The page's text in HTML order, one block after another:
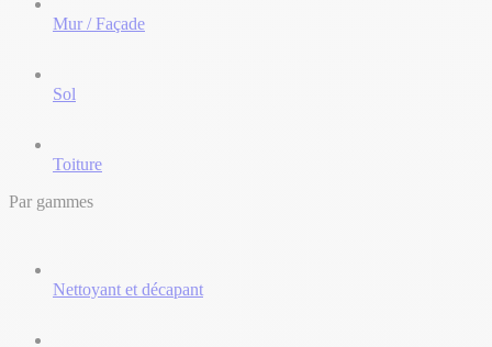
Mur / Façade
Sol
Toiture
Par gammes
Nettoyant et décapant